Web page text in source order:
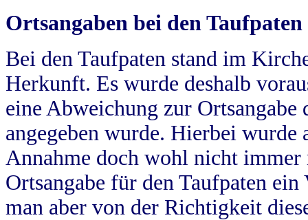
Ortsangaben bei den Taufpaten
Bei den Taufpaten stand im
Herkunft. Es wurde deshalb
eine Abweichung zur
angegeben wurde. Hierbei wurde
Annahme doch wohl nicht
Ortsangabe für den Taufpaten
man aber von der Richtigkeit